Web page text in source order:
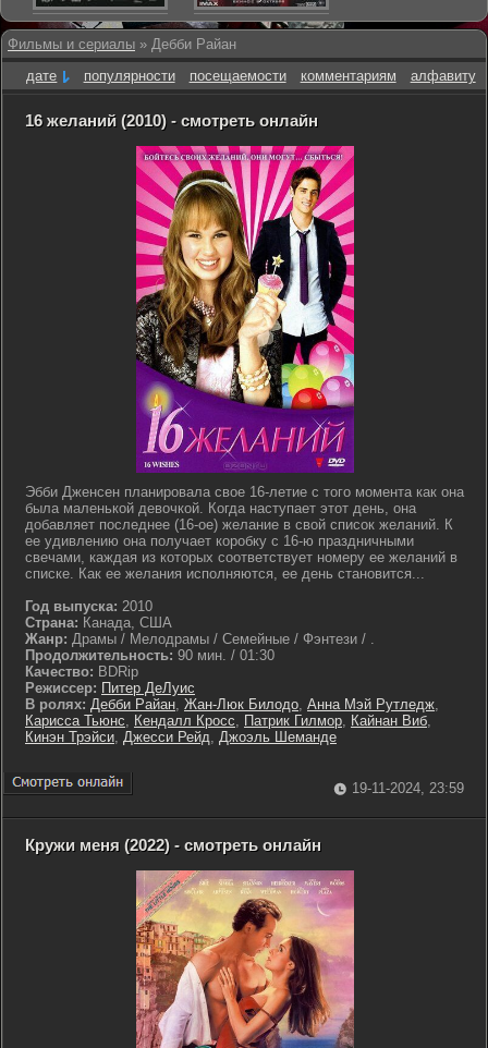
Фильмы и сериалы » Дебби Райан
дате
популярности посещаемости комментариям алфавиту
16 желаний (2010) - смотреть онлайн
Эбби Дженсен планировала свое 16-летие с того момента как она
была маленькой девочкой. Когда наступает этот день, она
добавляет последнее (16-ое) желание в свой список желаний. К
ее удивлению она получает коробку с 16-ю праздничными
свечами, каждая из которых соответствует номеру ее желаний в
списке. Как ее желания исполняются, ее день становится...
Год выпуска: 2010
Страна: Канада, США
Жанр: Драмы / Мелодрамы / Семейные / Фэнтези / .
Продолжительность: 90 мин. / 01:30
Качество: BDRip
Режиссер: Питер ДеЛуис
В ролях: Дебби Райан, Жан-Люк Билодо, Анна Мэй Рутледж,
Карисса Тьюнс, Кендалл Кросс, Патрик Гилмор, Кайнан Виб,
Кинэн Трэйси, Джесси Рейд, Джоэль Шеманде
19-11-2024, 23:59
Кружи меня (2022) - смотреть онлайн